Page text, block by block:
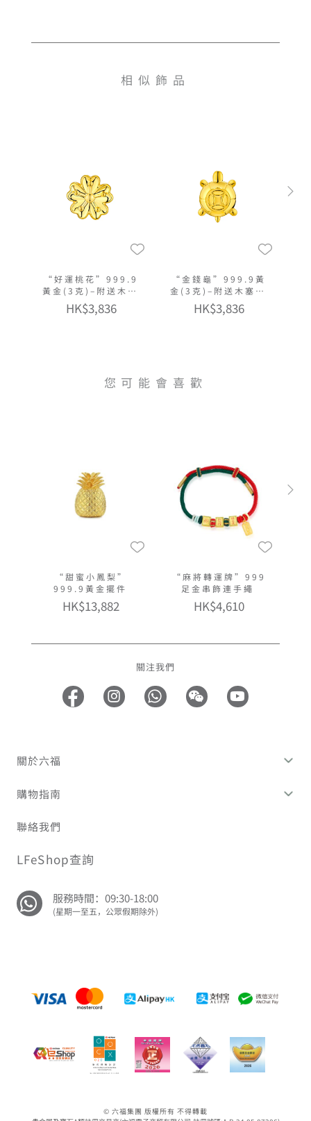
相似飾品
“好運桃花”999.9
黃金(3克)–附送木塞
玻璃瓶
HK$3,836
“金錢龜”999.9黃
金(3克)–附送木塞玻
璃瓶
HK$3,836
您可能會喜歡
“甜蜜小鳳梨”
999.9黃金擺件
HK$13,882
“麻將轉運牌”999
足金串飾連手繩
HK$4,610
關注我們
關於六福
購物指南
聯絡我們
LFeShop查詢
服務時間：09:30-18:00
(星期一至五，公眾假期除外)
© 六福集團 版權所有 不得轉載